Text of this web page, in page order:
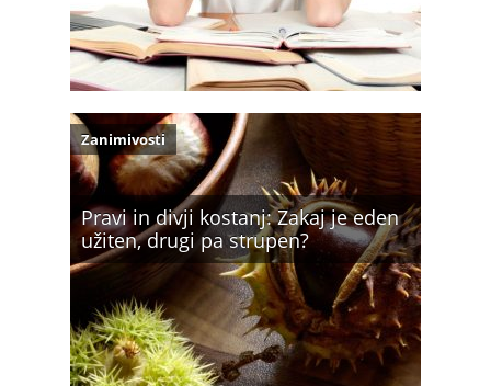
Pravi in divji kostanj: Zakaj je eden
užiten, drugi pa strupen?
Zanimivosti